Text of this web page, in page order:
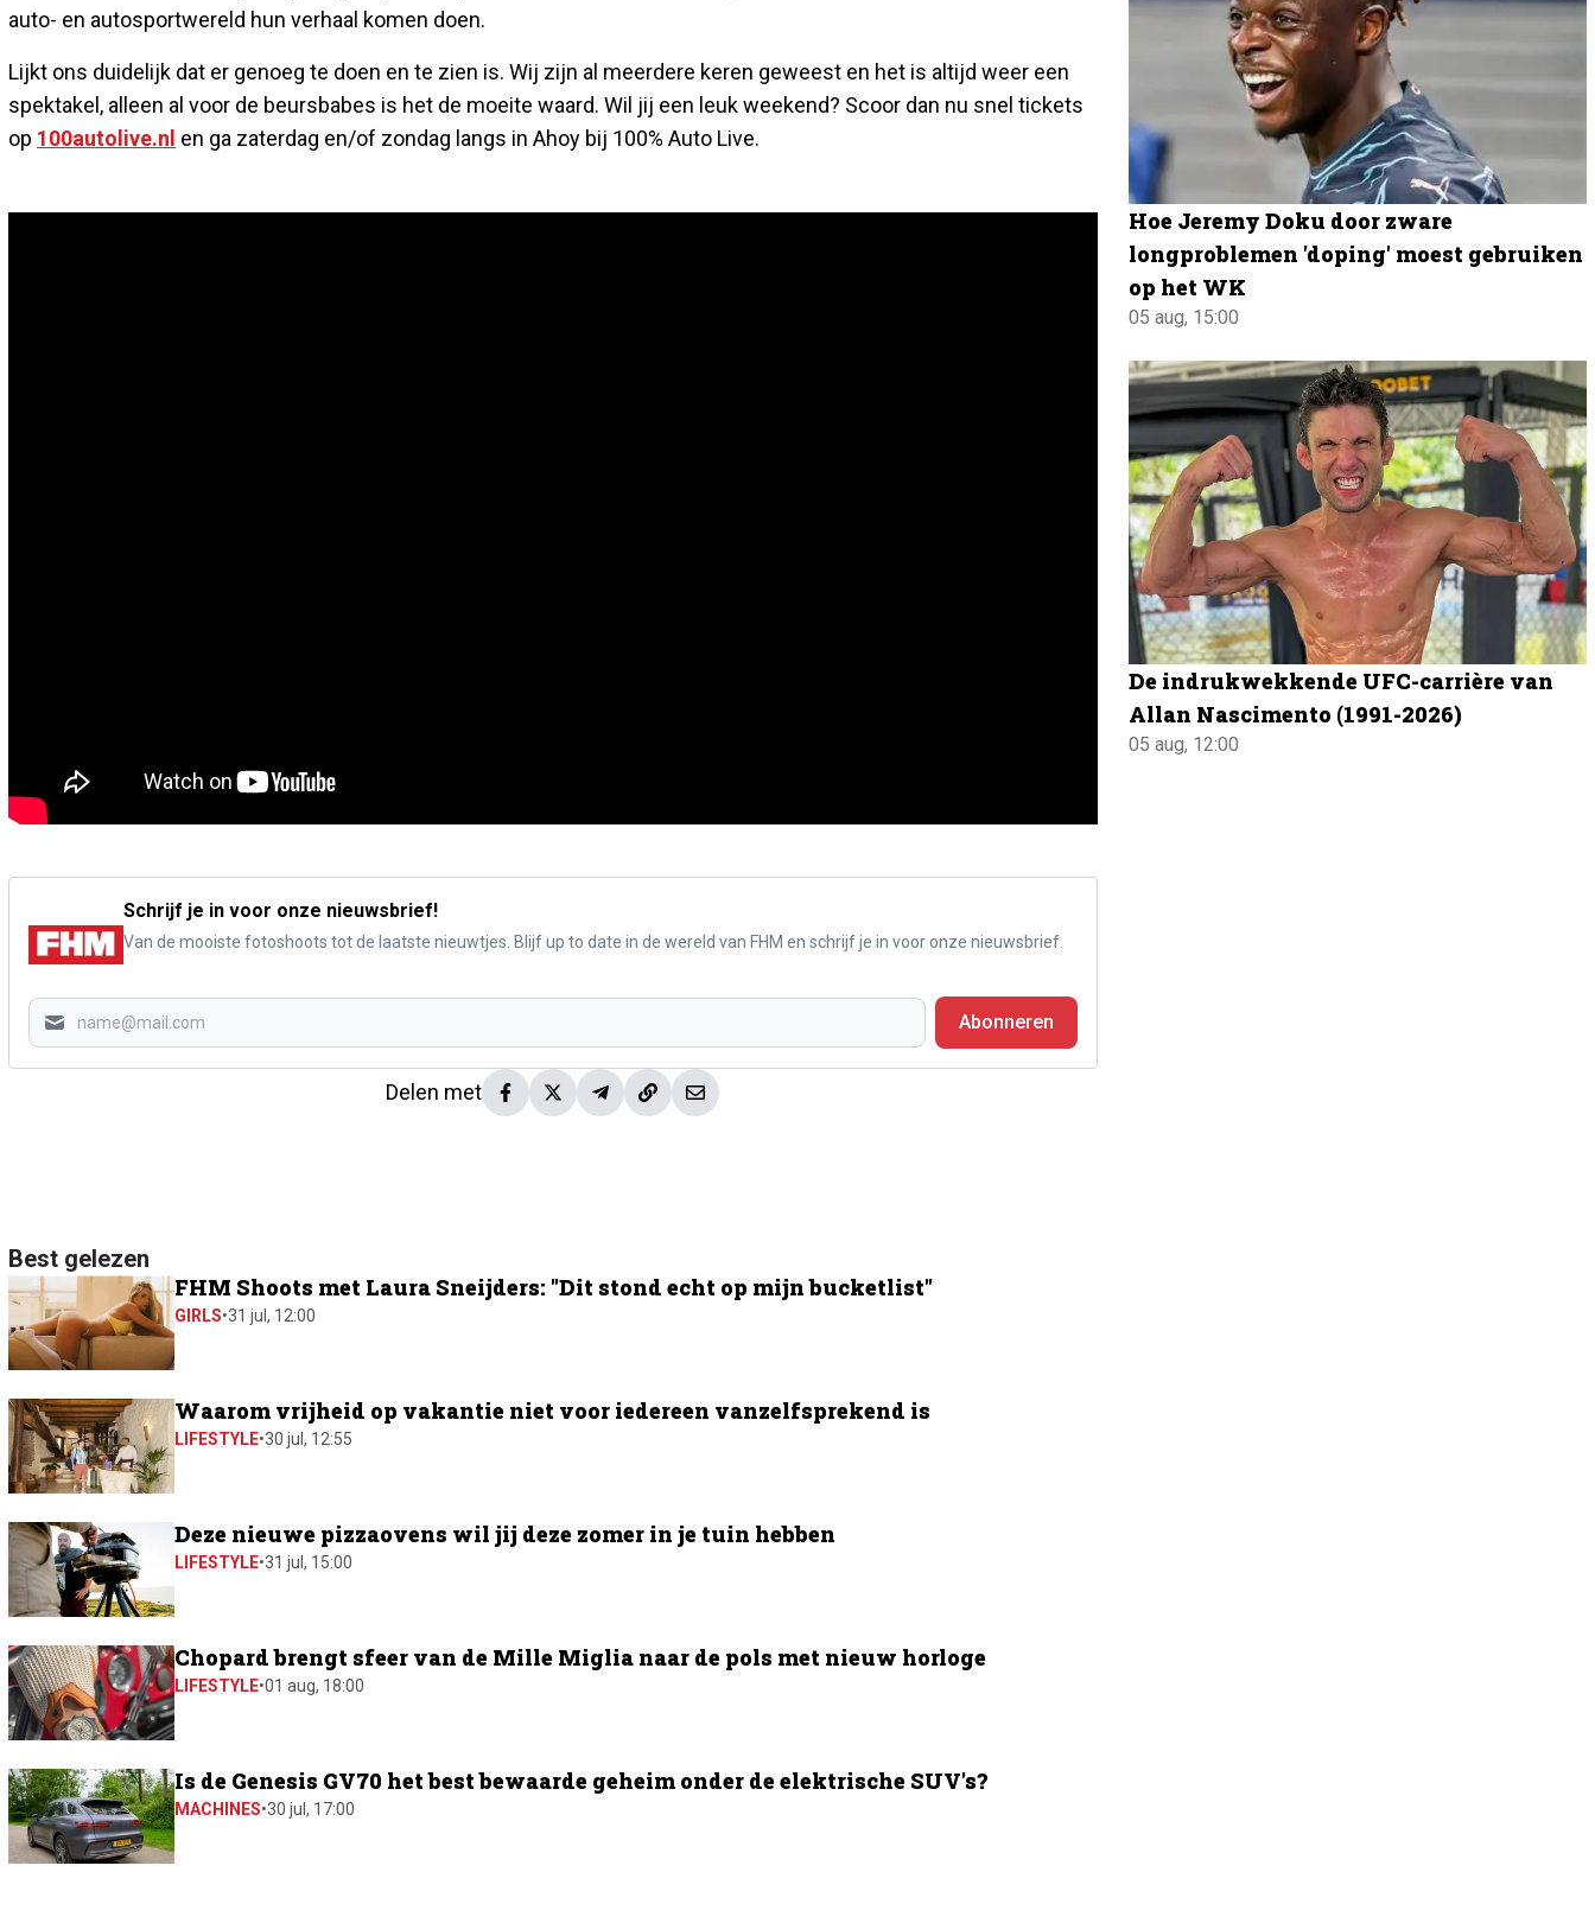
auto- en autosportwereld hun verhaal komen doen.
Lijkt ons duidelijk dat er genoeg te doen en te zien is. Wij zijn al meerdere keren geweest en het is altijd weer een
spektakel, alleen al voor de beursbabes is het de moeite waard. Wil jij een leuk weekend? Scoor dan nu snel tickets
op 100autolive.nl en ga zaterdag en/of zondag langs in Ahoy bij 100% Auto Live.
Schrijf je in voor onze nieuwsbrief!
Van de mooiste fotoshoots tot de laatste nieuwtjes. Blijf up to date in de wereld van FHM en schrijf je in voor onze nieuwsbrief.
Abonneren
Delen met
Best gelezen
FHM Shoots met Laura Sneijders: "Dit stond echt op mijn bucketlist"
GIRLS•31 jul, 12:00
Waarom vrijheid op vakantie niet voor iedereen vanzelfsprekend is
LIFESTYLE•30 jul, 12:55
Deze nieuwe pizzaovens wil jij deze zomer in je tuin hebben
LIFESTYLE•31 jul, 15:00
Chopard brengt sfeer van de Mille Miglia naar de pols met nieuw horloge
LIFESTYLE•01 aug, 18:00
Is de Genesis GV70 het best bewaarde geheim onder de elektrische SUV's?
MACHINES•30 jul, 17:00
Hoe Jeremy Doku door zware
longproblemen 'doping' moest gebruiken
op het WK
05 aug, 15:00
De indrukwekkende UFC-carrière van
Allan Nascimento (1991-2026)
05 aug, 12:00